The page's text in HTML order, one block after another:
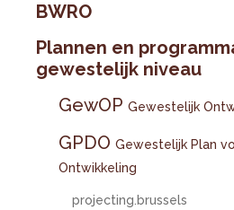
BWRO
Plannen en
gewestelijk niveau
GewOP Gewestelijk
GPDO Gewestelijk Plan
Ontwikkeling
projecting.brussels